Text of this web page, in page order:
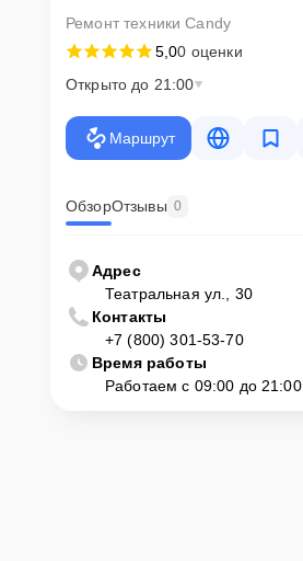
Ремонт техники Candy
5,00 оценки
Открыто до 21:00
Маршрут
ОбзорОтзывы 0
Адрес
Театральная ул., 30
Контакты
+7 (800) 301-53-70
Время работы
Работаем с 09:00 до 21:00